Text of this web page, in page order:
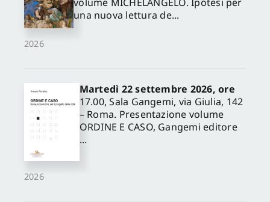
2026
una nuova lettura de...
2026
Martedì 22 settembre 2026, ore
17.00, Sala Gangemi, via Giulia, 142
– Roma. Presentazione volume
ORDINE E CASO, Gangemi editore
...